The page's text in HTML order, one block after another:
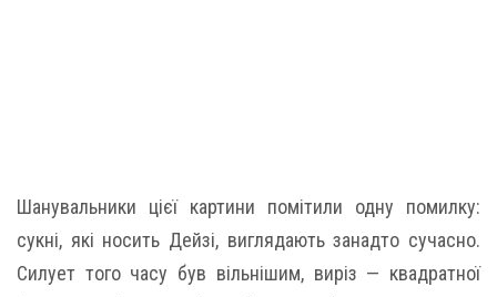
Шанувальники цієї картини помітили одну помилку:
сукні, які носить Дейзі, виглядають занадто сучасно.
Силует того часу був вільнішим, виріз — квадратної